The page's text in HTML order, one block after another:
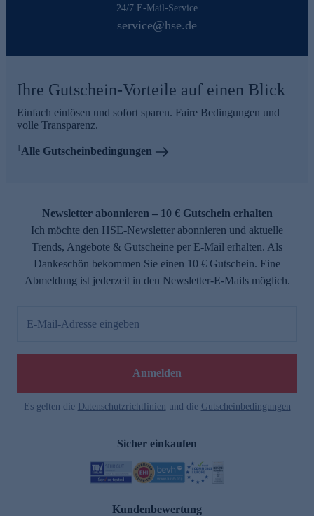
24/7 E-Mail-Service
service@hse.de
Ihre Gutschein-Vorteile auf einen Blick
Einfach einlösen und sofort sparen. Faire Bedingungen und
volle Transparenz.
1Alle Gutscheinbedingungen
Newsletter abonnieren – 10 € Gutschein erhalten
Ich möchte den HSE-Newsletter abonnieren und aktuelle
Trends, Angebote & Gutscheine per E-Mail erhalten. Als
Dankeschön bekommen Sie einen 10 € Gutschein. Eine
Abmeldung ist jederzeit in den Newsletter-E-Mails möglich.
E-Mail-Adresse eingeben
Anmelden
Es gelten die Datenschutzrichtlinien und die Gutscheinbedingungen
Sicher einkaufen
Kundenbewertung